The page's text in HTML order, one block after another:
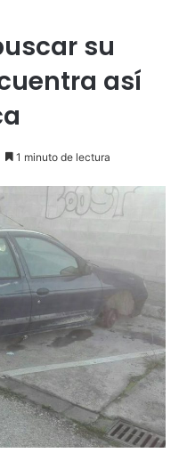
su
así
1 minuto de lectura